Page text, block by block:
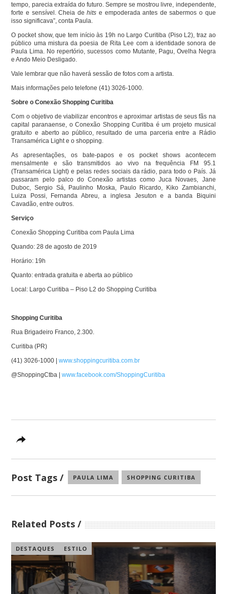
tempo, parecia extraída do futuro. Sempre se mostrou livre, independente,
forte e sensível. Cheia dehits e empoderada antes de sabermos o que
isso significava”, conta Paula.
O pocket show, que tem início às 19h no Largo Curitiba (Piso L2), traz ao
público uma mistura da poesia de Rita Lee com a identidade sonora de
Paula Lima. No repertório, sucessos como Mutante, Pagu, Ovelha Negra
e Ando Meio Desligado.
Vale lembrar que não haverá sessão de fotos com a artista.
Mais informações pelo telefone (41) 3026-1000.
Sobre o Conexão Shopping Curitiba
Com o objetivo de viabilizar encontros e aproximar artistas de seus fãs na
capital paranaense, o Conexão Shopping Curitiba é um projeto musical
gratuito e aberto ao público, resultado de uma parceria entre a Rádio
Transamérica Light e o shopping.
As apresentações, os bate-papos e os pocket shows acontecem
mensalmente e são transmitidos ao vivo na frequência FM 95.1
(Transamérica Light) e pelas redes sociais da rádio, para todo o País. Já
passaram pelo palco do Conexão artistas como Juca Novaes, Jane
Duboc, Sergio Sá, Paulinho Moska, Paulo Ricardo, Kiko Zambianchi,
Luiza Possi, Fernanda Abreu, a inglesa Jesuton e a banda Biquini
Cavadão, entre outros.
Serviço
Conexão Shopping Curitiba com Paula Lima
Quando: 28 de agosto de 2019
Horário: 19h
Quanto: entrada gratuita e aberta ao público
Local: Largo Curitiba – Piso L2 do Shopping Curitiba
Shopping Curitiba
Rua Brigadeiro Franco, 2.300.
Curitiba (PR)
(41) 3026-1000 |www.shoppingcuritiba.com.br
@ShoppingCtba |www.facebook.com/ShoppingCuritiba
Post Tags PAULA LIMA SHOPPING CURITIBA
Related Posts
DESTAQUES ESTILO